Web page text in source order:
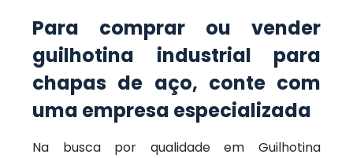
Para comprar ou vender
guilhotina industrial para
chapas de aço, conte com
uma empresa especializada
Na busca por qualidade em Guilhotina